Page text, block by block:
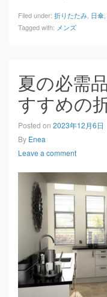
Filed under: 折りたたみ 日傘
Tagged with: メンズ
夏の必需
すすめの
Posted on 2023年12月6日
By Enea
Leave a comment